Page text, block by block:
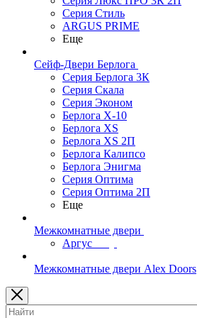
Серия Стиль
ARGUS PRIME
Еще
Сейф-Двери Берлога
Серия Берлога 3К
Серия Скала
Серия Эконом
Берлога X-10
Берлога XS
Берлога XS 2П
Берлога Калипсо
Берлога Энигма
Серия Оптима
Серия Оптима 2П
Еще
Межкомнатные двери
Аргус
Межкомнатные двери Alex Doors